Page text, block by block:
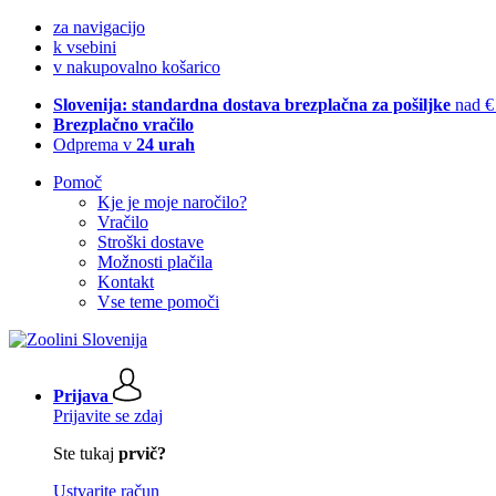
za navigacijo
k vsebini
v nakupovalno košarico
Slovenija: standardna dostava brezplačna za pošiljke nad
Brezplačno vračilo
Odprema v 24 urah
Pomoč
Kje je moje naročilo?
Vračilo
Stroški dostave
Možnosti plačila
Kontakt
Vse teme pomoči
Prijava
Prijavite se zdaj
Ste tukaj prvič?
Ustvarite račun